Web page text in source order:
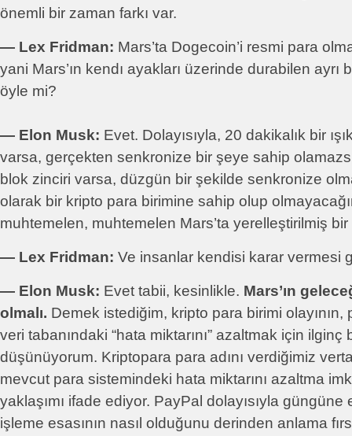
önemli bir zaman farkı var.
― Lex Fridman: Mars’ta Dogecoin’i resmi para
yani Mars’ın kendı ayakları üzerinde durabilen ayrı
öyle mi?
― Elon Musk: Evet. Dolayısıyla, 20 dakikalık bir
varsa, gerçekten senkronize bir şeye sahip
blok zinciri varsa, düzgün bir şekilde senkronize
olarak bir kripto para birimine sahip olup
muhtemelen, muhtemelen Mars’ta yerelleştirilmiş
― Lex Fridman: Ve insanlar kendisi karar vermesi
― Elon Musk: Evet tabii, kesinlikle. Mars’ın
olmalı. Demek istediğim, kripto para birimi olayının,
veri tabanındaki “hata miktarını” azaltmak için
düşünüyorum. Kriptopara para adını verdiğimiz
mevcut para sistemindeki hata miktarını azaltma
yaklaşımı ifade ediyor. PayPal dolayısıyla güngüne
işleme esasının nasıl olduğunu derinden anlama